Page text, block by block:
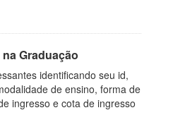
Graduação
identificando seu id,
de ensino, forma de
ingresso e cota de ingresso